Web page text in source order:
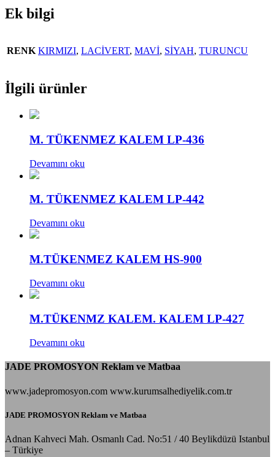
Ek bilgi
RENK KIRMIZI, LACİVERT, MAVİ, SİYAH, TURUNCU
İlgili ürünler
M. TÜKENMEZ KALEM LP-436
Devamını oku
M. TÜKENMEZ KALEM LP-442
Devamını oku
M.TÜKENMEZ KALEM HS-900
Devamını oku
M.TÜKENMZ KALEM. KALEM LP-427
Devamını oku
JADE PROMOSYON Reklam ve Matbaa
www.jadepromosyon.com www.kurumsalhediyelik.com.tr
JADE PROMOSYON Reklam ve Matbaa
Adnan Kahveci Mah. Osmanlı Cad. No:51 / 40 Beylikdüzü Istanbul
– Türkiye